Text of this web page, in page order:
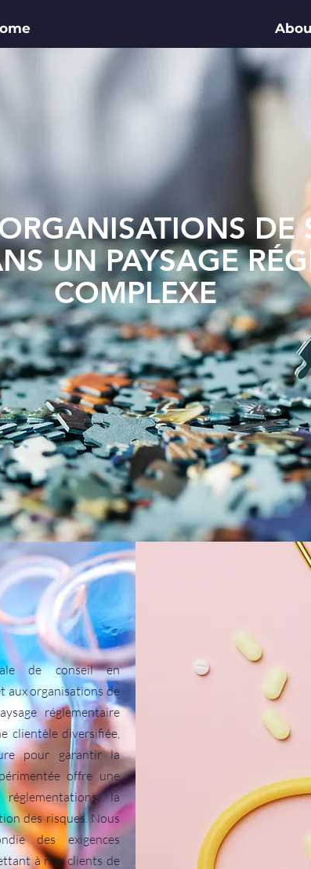
DE
UN PAYSAGE
COMPLEXE
de conseil en
aux organisations de
réglementaire
clientèle diversifiée,
pour garantir la
offre une
la
des risques. Nous
des exigences
à nos clients de